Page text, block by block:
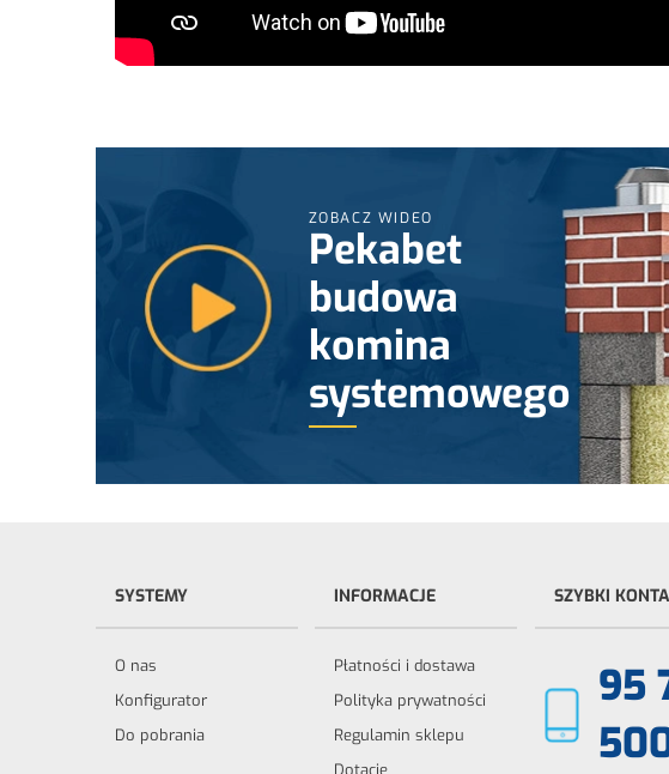
ZOBACZ WIDEO
Pekabet
budowa
komina
systemowego
SYSTEMY
O nas
Konfigurator
Do pobrania
INFORMACJE
Płatności i dostawa
Polityka prywatności
Regulamin sklepu
SZYBKI
95